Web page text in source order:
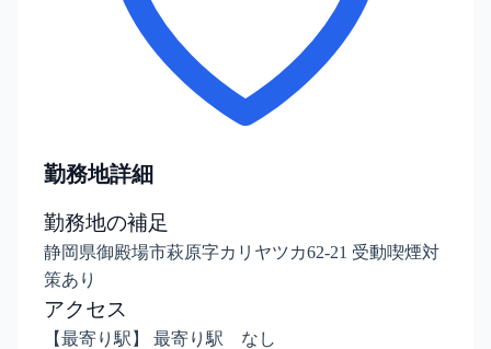
勤務地詳細
勤務地の補足
静岡県御殿場市萩原字カリヤツカ62-21 受動喫煙対
策あり
アクセス
【最寄り駅】 最寄り駅 なし